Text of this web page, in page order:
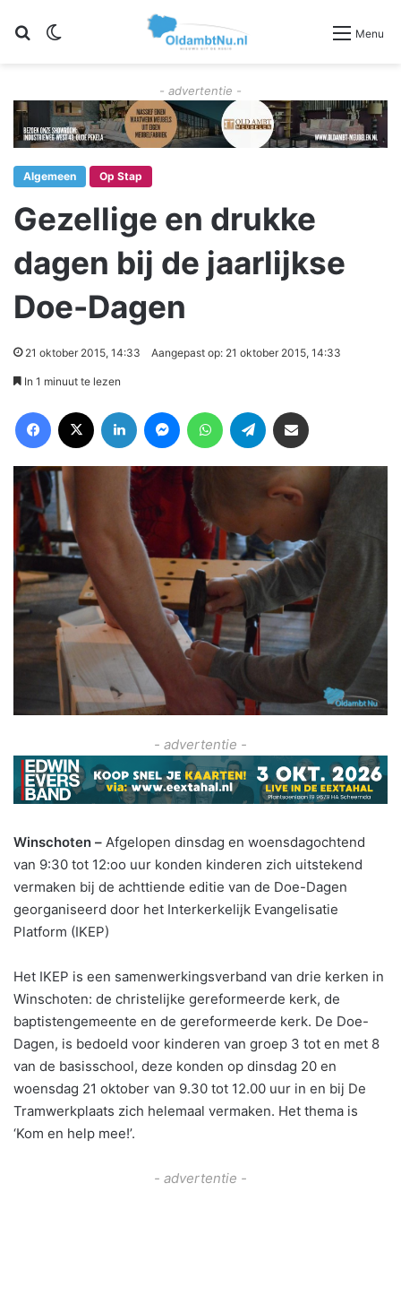
Zoeken Menu
- advertentie -
Algemeen Op Stap
Gezellige en drukke
dagen bij de jaarlijkse
Doe-Dagen
21 oktober 2015, 14:33 Aangepast op: 21 oktober 2015, 14:33
In 1 minuut te lezen
- advertentie -
Winschoten – Afgelopen dinsdag en woensdagochtend
van 9:30 tot 12:oo uur konden kinderen zich uitstekend
vermaken bij de achttiende editie van de Doe-Dagen
georganiseerd door het Interkerkelijk Evangelisatie
Platform (IKEP)
Het IKEP is een samenwerkingsverband van drie kerken in
Winschoten: de christelijke gereformeerde kerk, de
baptistengemeente en de gereformeerde kerk. De Doe-
Dagen, is bedoeld voor kinderen van groep 3 tot en met 8
van de basisschool, deze konden op dinsdag 20 en
woensdag 21 oktober van 9.30 tot 12.00 uur in en bij De
Tramwerkplaats zich helemaal vermaken. Het thema is
‘Kom en help mee!’.
- advertentie -